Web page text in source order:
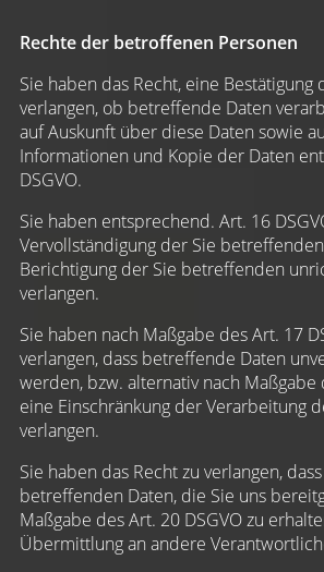
Rechte der betroffenen Personen
Sie haben das Recht, eine Bestätigung
verlangen, ob betreffende Daten
auf Auskunft über diese Daten sowie
Informationen und Kopie der Daten
DSGVO.
Sie haben entsprechend. Art. 16
Vervollständigung der Sie
Berichtigung der Sie betreffenden
verlangen.
Sie haben nach Maßgabe des Art. 17
verlangen, dass betreffende Daten
werden, bzw. alternativ nach Maßgabe
eine Einschränkung der Verarbeitung
verlangen.
Sie haben das Recht zu verlangen,
betreffenden Daten, die Sie uns
Maßgabe des Art. 20 DSGVO zu
Übermittlung an andere